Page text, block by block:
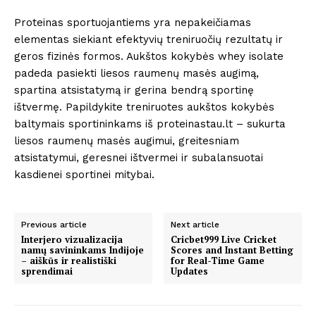
Proteinas sportuojantiems yra nepakeičiamas
elementas siekiant efektyvių treniruočių rezultatų ir
geros fizinės formos. Aukštos kokybės whey isolate
padeda pasiekti liesos raumenų masės augimą,
spartina atsistatymą ir gerina bendrą sportinę
ištvermę. Papildykite treniruotes aukštos kokybės
baltymais sportininkams iš proteinastau.lt – sukurta
liesos raumenų masės augimui, greitesniam
atsistatymui, geresnei ištvermei ir subalansuotai
kasdienei sportinei mitybai.
Previous article
Interjero vizualizacija
namų savininkams Indijoje
– aiškūs ir realistiški
sprendimai
Next article
Cricbet999 Live Cricket
Scores and Instant Betting
for Real-Time Game
Updates